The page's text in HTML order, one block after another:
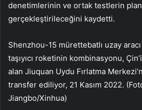
denetimlerinin ve ortak testlerin
gerçekleştirileceğini kaydetti.
Shenzhou-15 mürettebatlı uzay
taşıyıcı roketinin kombinasyonu,
alan Jiuquan Uydu Fırlatma
transfer ediliyor, 21 Kasım 2022.
Jiangbo/Xinhua)